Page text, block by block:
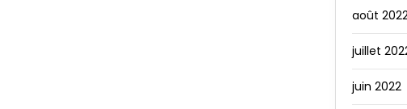
août
juillet
juin 2022